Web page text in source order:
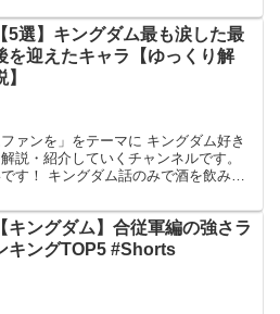
【5選】キングダム最も涙した最
を迎えたキャラ【ゆっくり解
】
ァンを」をテーマに キングダム好き
説・紹介していくチャンネルです。
す！ キングダム話のみで酒を飲みな
【キングダム】合従軍編の強さラ
キングTOP5 #Shorts